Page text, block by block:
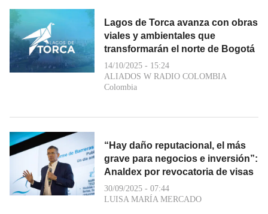
Lagos de Torca avanza con obras
viales y ambientales que
transformarán el norte de Bogotá
14/10/2025 - 15:24
ALIADOS W RADIO COLOMBIA
Colombia
“Hay daño reputacional, el más
grave para negocios e inversión”:
Analdex por revocatoria de visas
30/09/2025 - 07:44
LUISA MARÍA MERCADO